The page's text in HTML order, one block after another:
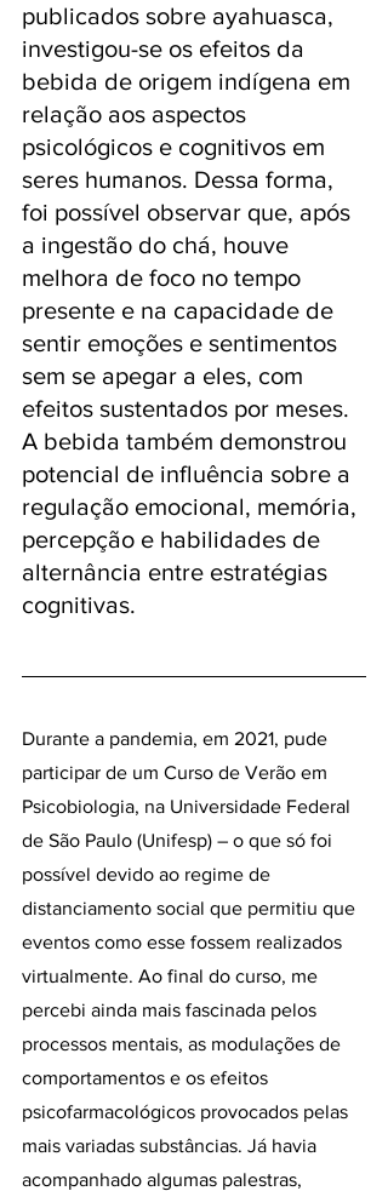
publicados sobre ayahuasca,
investigou-se os efeitos da
bebida de origem indígena em
relação aos aspectos
psicológicos e cognitivos em
seres humanos. Dessa forma,
foi possível observar que, após
a ingestão do chá, houve
melhora de foco no tempo
presente e na capacidade de
sentir emoções e sentimentos
sem se apegar a eles, com
efeitos sustentados por meses.
A bebida também demonstrou
potencial de influência sobre a
regulação emocional, memória,
percepção e habilidades de
alternância entre estratégias
cognitivas.
Durante a pandemia, em 2021, pude
participar de um Curso de Verão em
Psicobiologia, na Universidade Federal
de São Paulo (Unifesp) – o que só foi
possível devido ao regime de
distanciamento social que permitiu que
eventos como esse fossem realizados
virtualmente. Ao final do curso, me
percebi ainda mais fascinada pelos
processos mentais, as modulações de
comportamentos e os efeitos
psicofarmacológicos provocados pelas
mais variadas substâncias. Já havia
acompanhado algumas palestras,